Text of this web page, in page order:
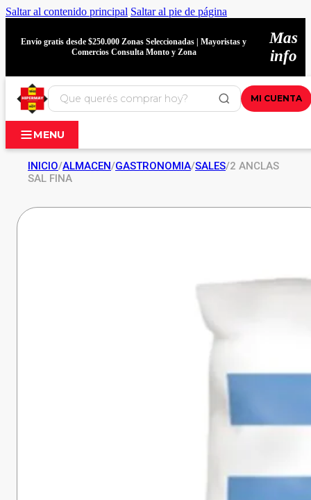
Saltar al contenido principal Saltar al pie de página
Envío gratis desde $250.000 Zonas Seleccionadas | Mayoristas y
Comercios Consulta Monto y Zona
Mas
info
MI CUENTA
MENU
INICIO/ALMACEN/GASTRONOMIA/SALES/2 ANCLAS
SAL FINA